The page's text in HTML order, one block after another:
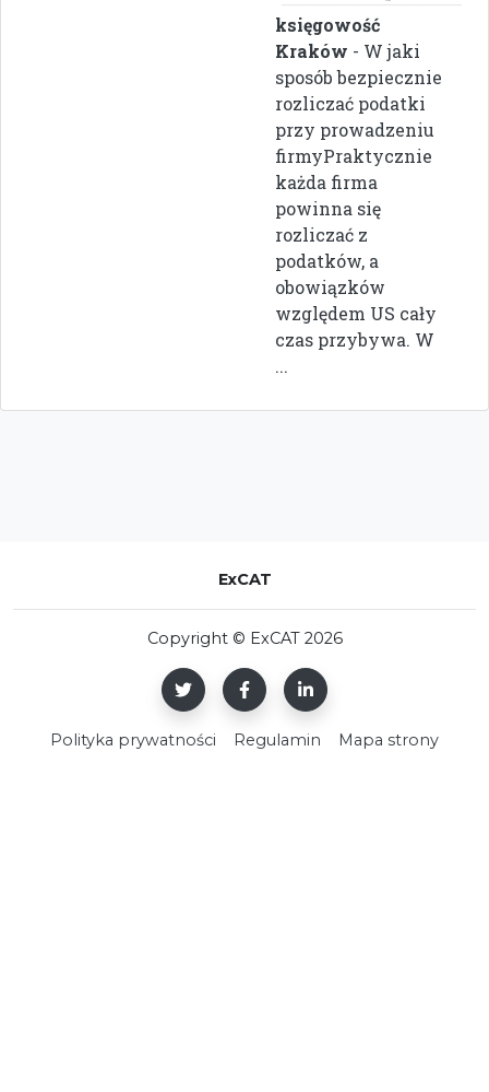
księgowość
Kraków - W jaki
sposób bezpiecznie
rozliczać podatki
przy prowadzeniu
firmyPraktycznie
każda firma
powinna się
rozliczać z
podatków, a
obowiązków
względem US cały
czas przybywa. W
...
ExCAT
Copyright © ExCAT 2026
Polityka prywatności Regulamin Mapa strony